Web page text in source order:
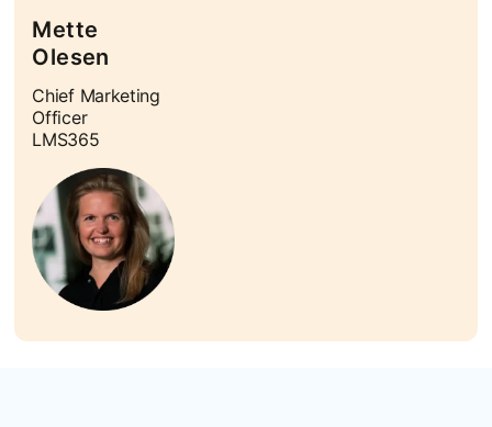
Mette
Olesen
Chief Marketing
Officer
LMS365